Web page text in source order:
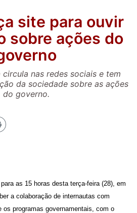
site para ouvir
sobre ações do
nas redes sociais e tem
da sociedade sobre as ações
do governo.
as 15 horas desta terça-feira (28), em
a colaboração de internautas com
os programas governamentais, com o